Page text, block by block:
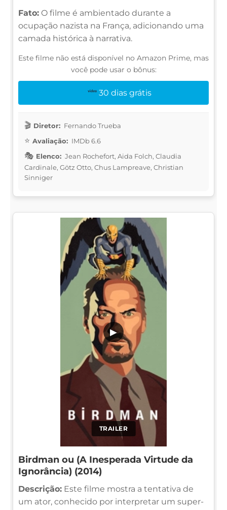
Fato: O filme é ambientado durante a
ocupação nazista na França, adicionando uma
camada histórica à narrativa.
Este filme não está disponível no Amazon Prime, mas
você pode usar o bônus:
30 dias grátis
Diretor: Fernando Trueba
Avaliação: IMDb 6.6
Elenco: Jean Rochefort, Aida Folch, Claudia
Cardinale, Götz Otto, Chus Lampreave, Christian
Sinniger
TRAILER
▶
Birdman ou (A Inesperada Virtude da
Ignorância) (2014)
Descrição: Este filme mostra a tentativa de
um ator, conhecido por interpretar um super-